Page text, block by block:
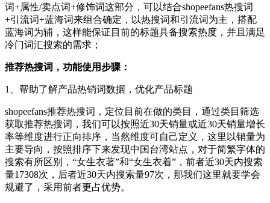
词+属性/卖点词+修饰词这部分，可以结合shopeefans热搜词
+引流词+蓝海词来组合确定，以热搜词和引流词为主，搭配
蓝海词为辅，这样能保证目前的标题具备搜索热度，并且满足
冷门词汇搜索的需求；
推荐热搜词，功能使用步骤：
1、帮助了解产品热销词数据，优化产品标题
shopeefans推荐热搜词，定位目前在做的类目，通过类目筛选
获取推荐热搜词，我们可以按照近30天销量或近30天销量增长
率等维度进行正向排序，当然维度可自己定义，这里以销量为
主要导向，按照排序下来发现中国台湾站点，对于简繁字体的
搜索有所区别，“女生衣著”和“女生衣着”，前者近30天内搜索
量17308次，后者近30天内搜索量97次，那我们这里就要学会
规避了，采用前者更占优势。